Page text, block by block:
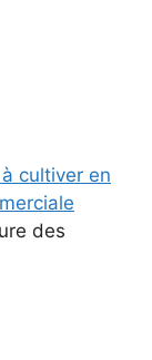
cultiver en
des